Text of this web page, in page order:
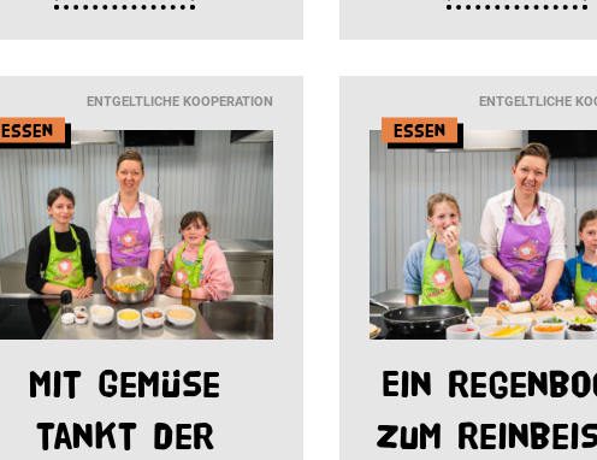
ENTGELTLICHE KOOPERATION
Essen
Mit Gemüse
tankt der
ENTGELTLICHE
Essen
Ein
zum